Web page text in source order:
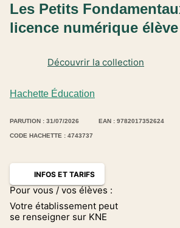
Hachette Éducation
Découvrir la collection
Les Petits
licence numérique élève
PARUTION : 31/07/2026 EAN : 9782017352624
CODE HACHETTE : 4743737
INFOS ET TARIFS
Pour vous / vos élèves :
Votre établissement peut
se renseigner sur KNE